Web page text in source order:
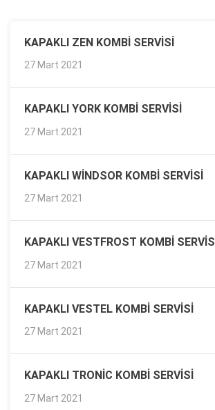
KAPAKLI ZEN KOMBI SERVISI
27 Mart 2021
KAPAKLI YORK KOMBI SERVISI
27 Mart 2021
KAPAKLI WINDSOR KOMBI SERVISI
27 Mart 2021
KAPAKLI VESTFROST KOMBI SERVISI
27 Mart 2021
KAPAKLI VESTEL KOMBI SERVISI
27 Mart 2021
KAPAKLI TRONIC KOMBI SERVISI
27 Mart 2021